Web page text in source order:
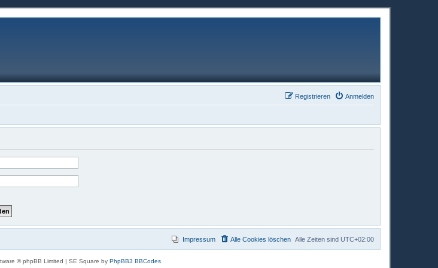
Anmelden
Registrieren
Alle Zeiten sind UTC+02:00
Alle Cookies löschen
Impressum
© phpBB Limited | SE Square by PhpBB3 BBCodes